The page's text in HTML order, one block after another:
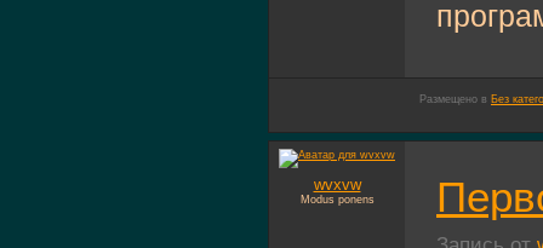
Размещено в Без
wvxvw
Modus ponens